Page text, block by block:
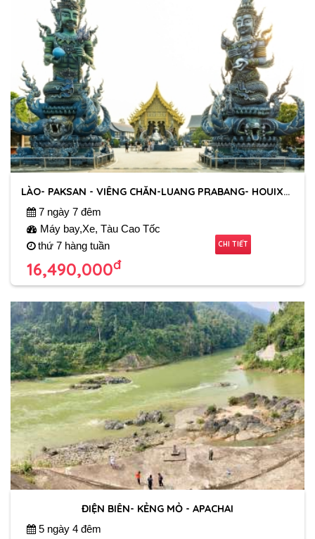
LÀO- PAKSAN - VIÊNG CHĂN-LUANG PRABANG- HOUIXAI-TAM GIÁC VÀNG- CHIANG RAI
7 ngày 7 đêm
Máy bay,Xe, Tàu Cao Tốc
thứ 7 hàng tuần
16,490,000đ
CHI TIẾT
ĐIỆN BIÊN- KẺNG MỎ - APACHAI
5 ngày 4 đêm